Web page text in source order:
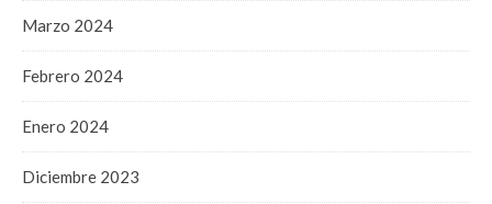
Marzo 2024
Febrero 2024
Enero 2024
Diciembre 2023